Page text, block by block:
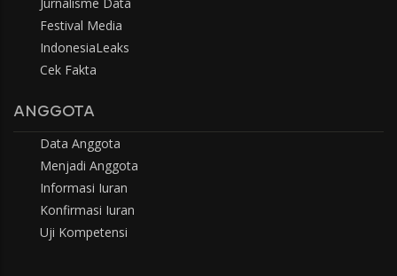
Festival Media
IndonesiaLeaks
Cek Fakta
ANGGOTA
Data Anggota
Menjadi Anggota
Informasi Iuran
Konfirmasi Iuran
Uji Kompetensi